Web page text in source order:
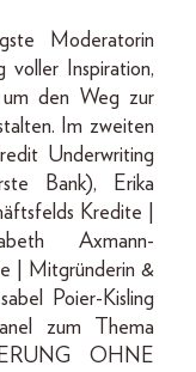
Moderatorin
voller Inspiration,
um den Weg zur
Im zweiten
Underwriting
Bank), Erika
Kredite |
Axmann-
| Mitgründerin &
Poier-Kisling
zum Thema
OHNE